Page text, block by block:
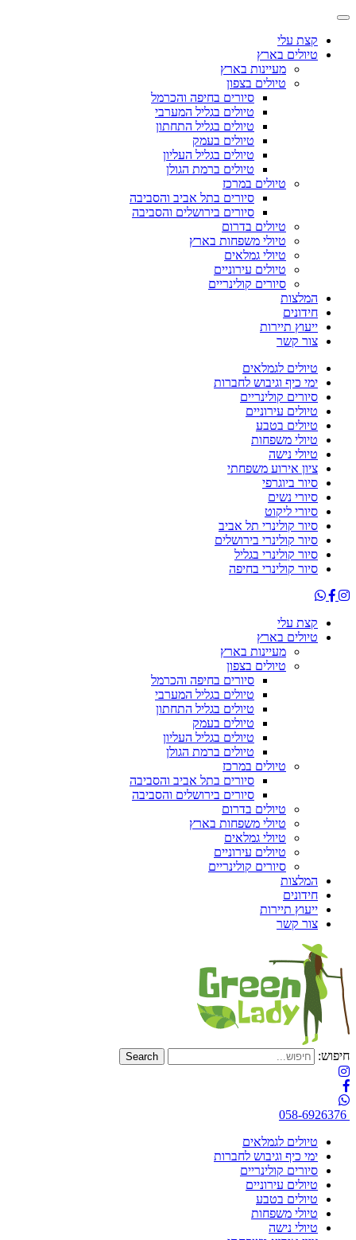
קצת עלי
טיולים בארץ
מעיינות בארץ
טיולים בצפון
סיורים בחיפה והכרמל
טיולים בגליל המערבי
טיולים בגליל התחתון
טיולים בעמק
טיולים בגליל העליון
טיולים ברמת הגולן
טיולים במרכז
סיורים בתל אביב והסביבה
סיורים בירושלים והסביבה
טיולים בדרום
טיולי משפחות בארץ
טיולי גמלאים
טיולים עירוניים
סיורים קולינריים
המלצות
חידונים
ייעוץ תיירות
צור קשר
טיולים לגמלאים
ימי כיף וגיבוש לחברות
סיורים קולינריים
טיולים עירוניים
טיולים בטבע
טיולי משפחות
טיולי נישה
ציון אירוע משפחתי
סיור ביוגרפי
סיורי נשים
סיורי ליקוט
סיור קולינרי תל אביב
סיור קולינרי בירושלים
סיור קולינרי בגליל
סיור קולינרי בחיפה
קצת עלי
טיולים בארץ
מעיינות בארץ
טיולים בצפון
סיורים בחיפה והכרמל
טיולים בגליל המערבי
טיולים בגליל התחתון
טיולים בעמק
טיולים בגליל העליון
טיולים ברמת הגולן
טיולים במרכז
סיורים בתל אביב והסביבה
סיורים בירושלים והסביבה
טיולים בדרום
טיולי משפחות בארץ
טיולי גמלאים
טיולים עירוניים
סיורים קולינריים
המלצות
חידונים
ייעוץ תיירות
צור קשר
חיפוש:
058-6926376
טיולים לגמלאים
ימי כיף וגיבוש לחברות
סיורים קולינריים
טיולים עירוניים
טיולים בטבע
טיולי משפחות
טיולי נישה